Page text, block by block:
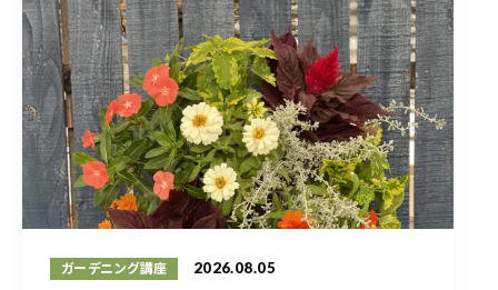
ガーデニング講座 2026.08.05